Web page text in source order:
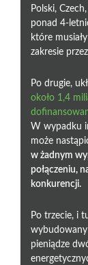
Polski,
ponad 4-
które
zakresie
Po drugie,
około 1,4
W wypadku
może
w żadnym
połączeniu,
konkurencji.
Po trzecie, i
wybudowany
pieniądze